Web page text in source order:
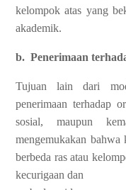
kelompok atas yang
akademik.
b. Penerimaan
Tujuan lain dari
penerimaan terhadap
sosial, maupun
mengemukakan bahwa
berbeda ras atau
kecurigaan dan